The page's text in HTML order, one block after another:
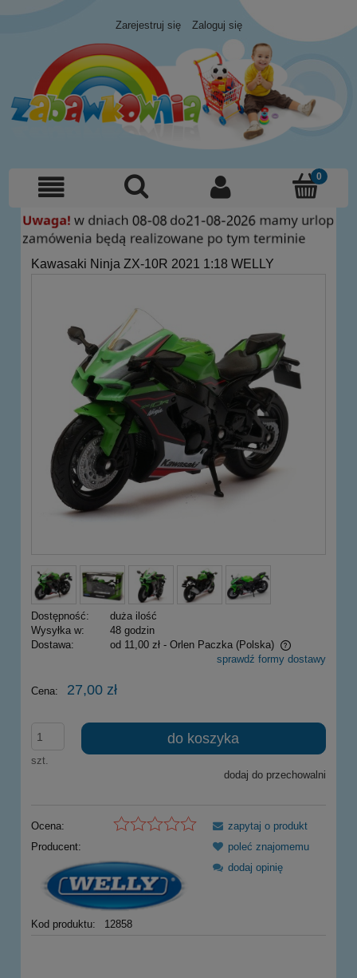
Zarejestruj się Zaloguj się
Kawasaki Ninja ZX-10R 2021 1:18 WELLY
Dostępność:
duża ilość
Wysyłka w:
48 godzin
Dostawa:
od 11,00 zł - Orlen Paczka (Polska)
Cena nie zawiera ewentualnych kosztów płatności
sprawdź formy dostawy
Cena: 27,00 zł
szt.
do koszyka
dodaj do przechowalni
Ocena:
Producent:
Kod produktu: 12858
zapytaj o produkt
poleć znajomemu
dodaj opinię